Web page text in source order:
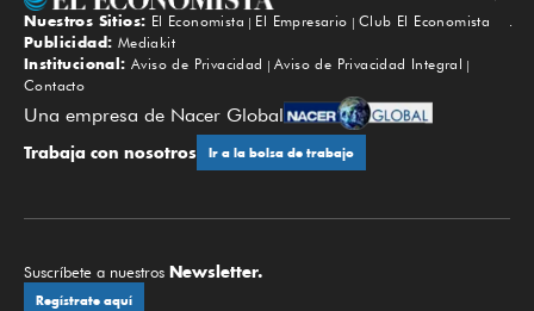
Subir
Nuestros Sitios: El Economista El Empresario
Club El Economista
Publicidad: Mediakit
Institucional: Aviso de Privacidad
Aviso de Privacidad Integral
Contacto
Una empresa de Nacer Global
Trabaja con nosotros Ir a la bolsa de trabajo
Suscríbete a nuestros Newsletter.
Regístrate aquí